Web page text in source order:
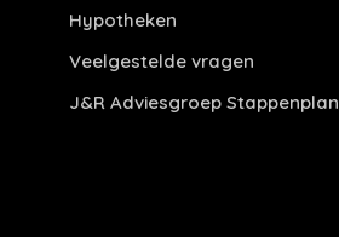
Hypotheken
Veelgestelde vragen
J&R Adviesgroep Stappenplan